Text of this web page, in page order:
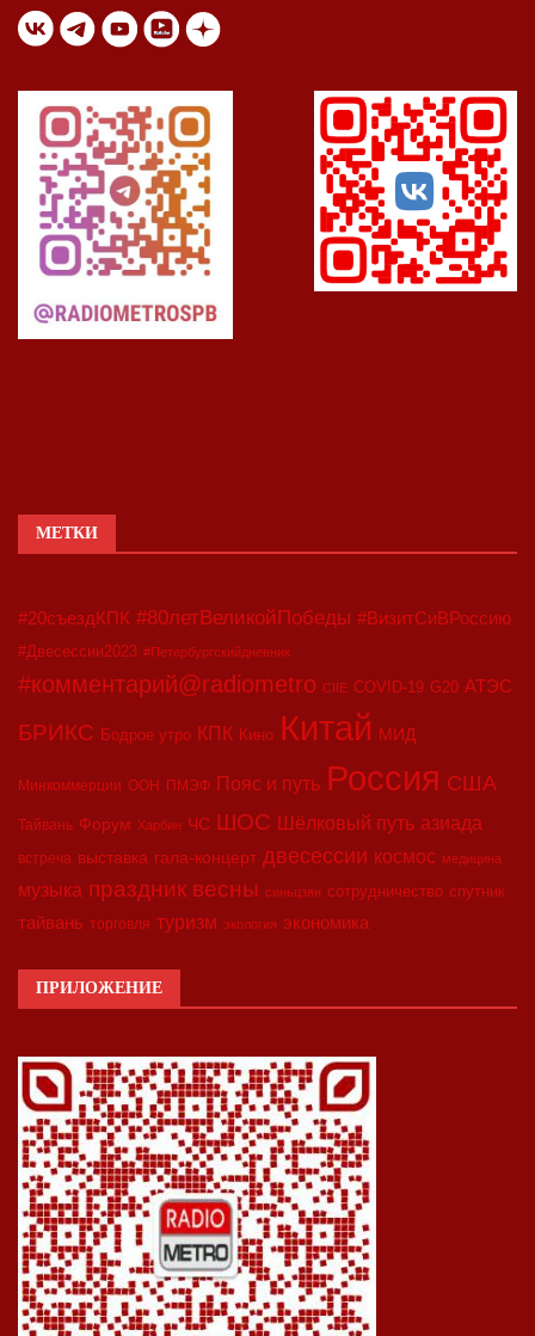
МЕТКИ
#20съездКПК #80летВеликойПобеды #ВизитСиВРоссию
#Двесессии2023 #Петербургскийдневник
#комментарий@radiometro CIIE COVID-19 G20 АТЭС
БРИКС Бодрое утро КПК Кино Китай МИД
Минкоммерции ООН ПМЭФ Пояс и путь Россия США
Тайвань Форум Харбин ЧС ШОС Шёлковый путь азиада
встреча выставка гала-концерт двесессии космос медицина
музыка праздник весны синьцзян сотрудничество спутник
тайвань торговля туризм экология экономика
ПРИЛОЖЕНИЕ